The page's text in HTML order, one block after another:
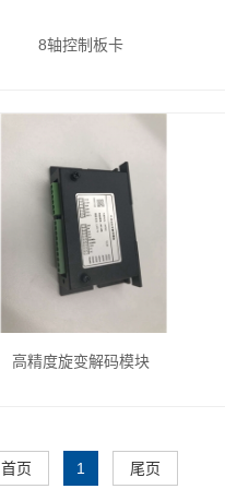
8轴控制板卡
高精度旋变解码模块
首页 1 尾页